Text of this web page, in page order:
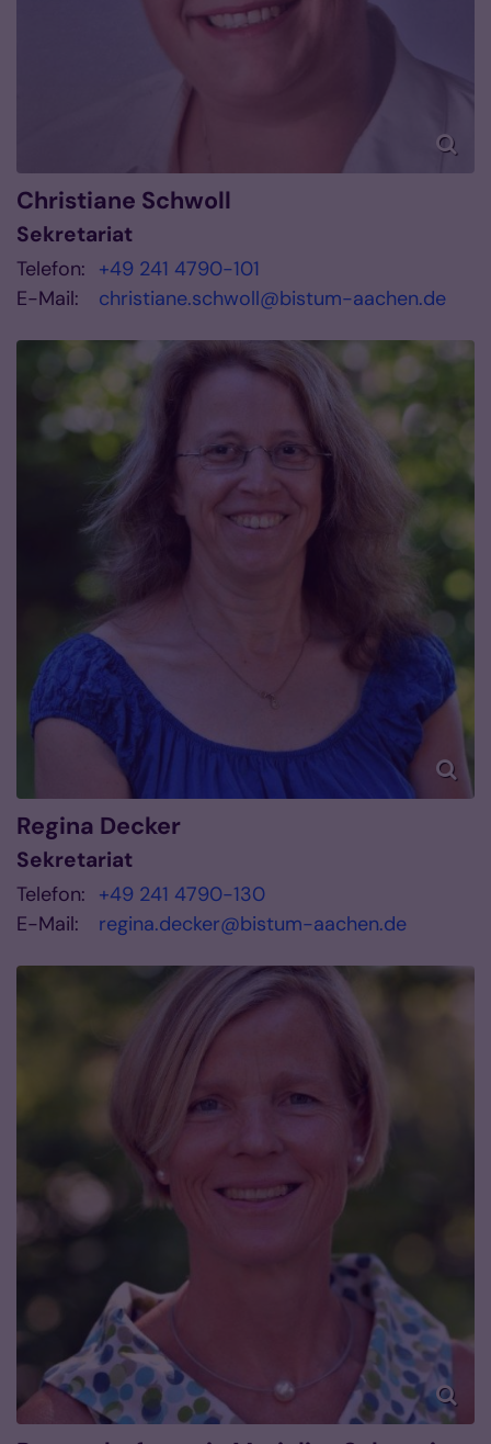
Christiane Schwoll
Sekretariat
Telefon: +49 241 4790-101
E-Mail:
christiane.schwoll@bistum-aachen.de
Regina Decker
Sekretariat
Telefon: +49 241 4790-130
E-Mail:
regina.decker@bistum-aachen.de